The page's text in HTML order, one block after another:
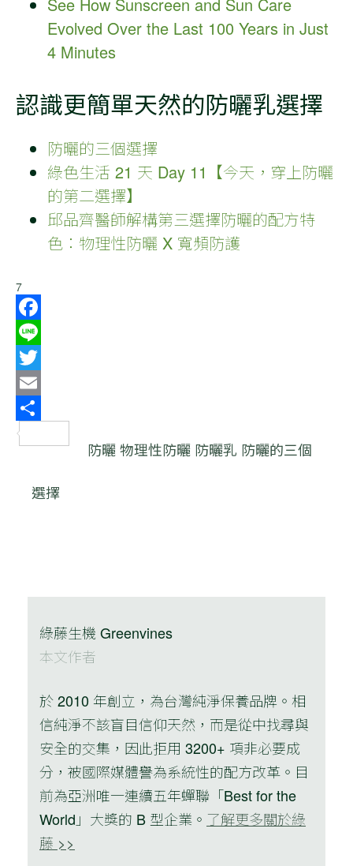
See How Sunscreen and Sun Care
Evolved Over the Last 100 Years in Just
4 Minutes
認識更簡單天然的防曬乳選擇
防曬的三個選擇
綠色生活 21 天 Day 11【今天，穿上防曬
的第二選擇】
邱品齊醫師解構第三選擇防曬的配方特
色：物理性防曬 X 寬頻防護
7
Facebook
Line
Twitter
Email
防曬物理性防曬 防曬乳 防曬的三個
選擇
綠藤生機 Greenvines
本文作者
於 2010 年創立，為台灣純淨保養品牌。相
信純淨不該盲目信仰天然，而是從中找尋與
安全的交集，因此拒用 3200+ 項非必要成
分，被國際媒體譽為系統性的配方改革。目
前為亞洲唯一連續五年蟬聯「Best for the
World」大獎的 B 型企業。 了解更多關於綠
藤 >>